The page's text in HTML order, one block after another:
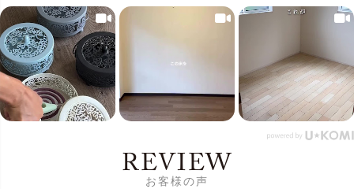
REVIEW
お客様の声